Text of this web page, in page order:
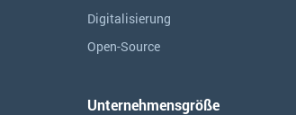
Digitalisierung
Open-Source
Unternehmensgröße